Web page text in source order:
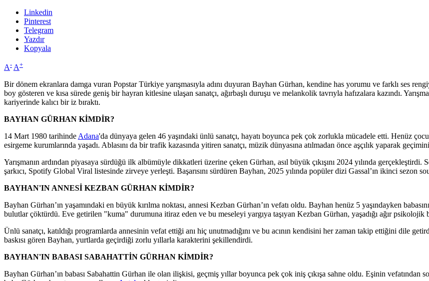
Linkedin
Pinterest
Telegram
Yazdır
Kopyala
A- A+
Bir dönem ekranlara damga vuran Popstar Türkiye yarışmasıyla adını duyuran Bayhan Gürhan, kendine has yorumu ve farklı ses
boy gösteren ve kısa sürede geniş bir hayran kitlesine ulaşan sanatçı, ağırbaşlı duruşu ve melankolik tavrıyla hafızalara kazındı.
kariyerinde kalıcı bir iz bıraktı.
BAYHAN GÜRHAN KİMDİR?
14 Mart 1980 tarihindeAdana'da dünyaya gelen 46 yaşındaki ünlü sanatçı, hayatı boyunca pek çok zorlukla mücadele etti. Henüz
esirgeme kurumlarında yaşadı. Ablasını da bir trafik kazasında yitiren sanatçı, müzik dünyasına atılmadan önce aşçılık yaparak
Yarışmanın ardından piyasaya sürdüğü ilk albümüyle dikkatleri üzerine çeken Gürhan, asıl büyük çıkışını 2024 yılında
şarkıcı, Spotify Global Viral listesinde zirveye yerleşti. Başarısını sürdüren Bayhan, 2025 yılında popüler dizi Gassal’ın ikinci sezon
BAYHAN'IN ANNESİ KEZBAN GÜRHAN KİMDİR?
Bayhan Gürhan’ın yaşamındaki en büyük kırılma noktası, annesi Kezban Gürhan’ın vefatı oldu. Bayhan henüz 5 yaşındayken
bulutlar çöktürdü. Eve getirilen "kuma" durumuna itiraz eden ve bu meseleyi yargıya taşıyan Kezban Gürhan, yaşadığı ağır psikolojik
Ünlü sanatçı, katıldığı programlarda annesinin vefat ettiği anı hiç unutmadığını ve bu acının kendisini her zaman takip ettiğini dile
baskısı gören Bayhan, yurtlarda geçirdiği zorlu yıllarla karakterini şekillendirdi.
BAYHAN'IN BABASI SABAHATTİN GÜRHAN KİMDİR?
Bayhan Gürhan’ın babası Sabahattin Gürhan ile olan ilişkisi, geçmiş yıllar boyunca pek çok iniş çıkışa sahne oldu. Eşinin vefatından